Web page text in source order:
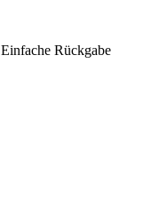
Einfache Rückgabe